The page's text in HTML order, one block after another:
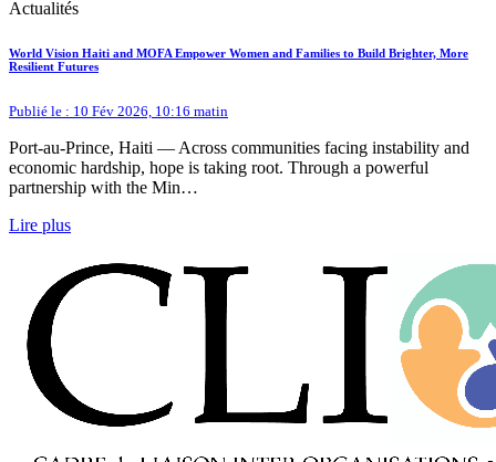
Actualités
World Vision Haiti and MOFA Empower Women and Families to Build Brighter, More
Resilient Futures
Publié le : 10 Fév 2026, 10:16 matin
Port-au-Prince, Haiti — Across communities facing instability and
economic hardship, hope is taking root. Through a powerful
partnership with the Min…
Lire plus